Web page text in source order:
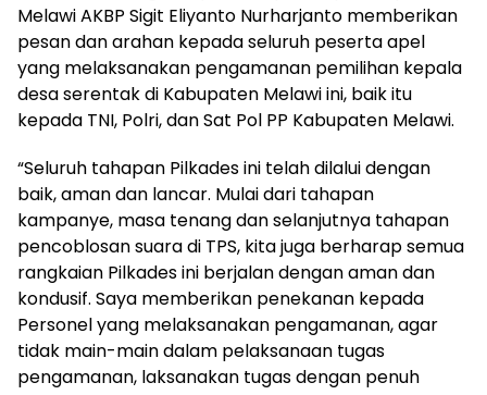
Melawi AKBP Sigit Eliyanto Nurharjanto memberikan
pesan dan arahan kepada seluruh peserta apel
yang melaksanakan pengamanan pemilihan kepala
desa serentak di Kabupaten Melawi ini, baik itu
kepada TNI, Polri, dan Sat Pol PP Kabupaten Melawi.
“Seluruh tahapan Pilkades ini telah dilalui dengan
baik, aman dan lancar. Mulai dari tahapan
kampanye, masa tenang dan selanjutnya tahapan
pencoblosan suara di TPS, kita juga berharap semua
rangkaian Pilkades ini berjalan dengan aman dan
kondusif. Saya memberikan penekanan kepada
Personel yang melaksanakan pengamanan, agar
tidak main-main dalam pelaksanaan tugas
pengamanan, laksanakan tugas dengan penuh